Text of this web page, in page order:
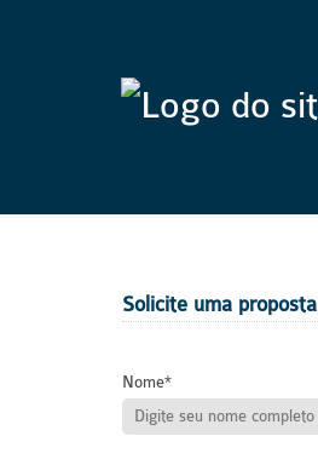
Solicite uma proposta
Nome